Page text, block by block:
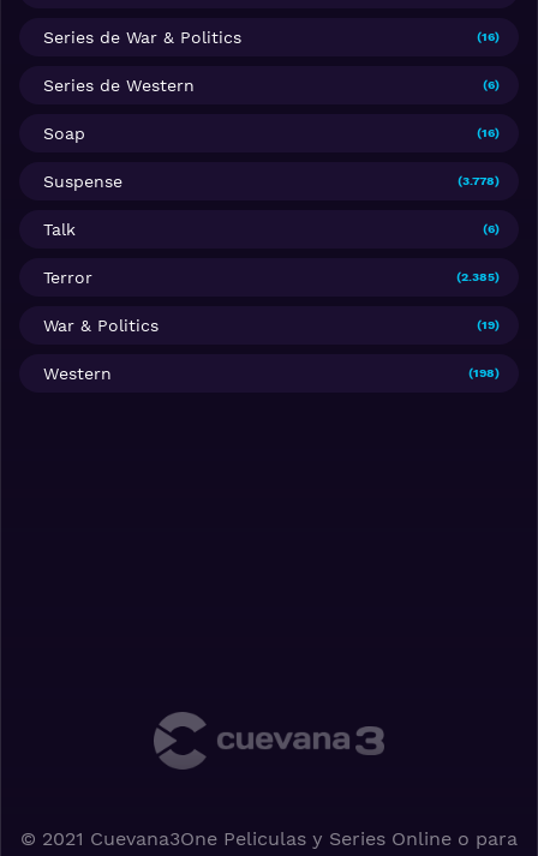
Series de War & Politics (16)
Series de Western (6)
Soap (16)
Suspense (3.778)
Talk (6)
Terror (2.385)
War & Politics (19)
Western (198)
© 2021 Cuevana3One Peliculas y Series Online o para